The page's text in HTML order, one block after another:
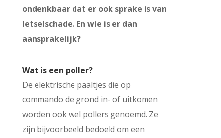
ondenkbaar dat er ook sprake is van
letselschade. En wie is er dan
aansprakelijk?
Wat is een poller?
De elektrische paaltjes die op
commando de grond in- of uitkomen
worden ook wel pollers genoemd. Ze
zijn bijvoorbeeld bedoeld om een